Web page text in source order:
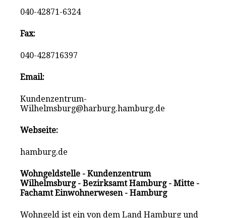
040-42871-6324
Fax:
040-428716397
Email:
Kundenzentrum-
Wilhelmsburg@harburg.hamburg.de
Webseite:
hamburg.de
Wohngeldstelle - Kundenzentrum
Wilhelmsburg - Bezirksamt Hamburg - Mitte -
Fachamt Einwohnerwesen - Hamburg
Wohngeld ist ein von dem Land Hamburg und